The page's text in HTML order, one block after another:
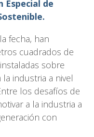
Especial de
fecha, han
cuadrados de
sobre
industria a nivel
los desafíos de
a la industria a
con